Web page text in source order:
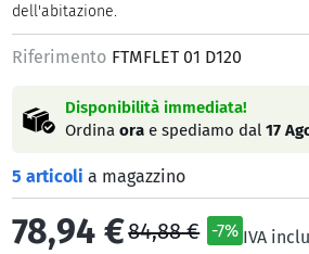
dell'abitazione.
Riferimento FTMFLET 01 D120
Disponibilità immediata!
Ordinaora e spediamo dal17
5 articolia magazzino
78,94 €84,88 € -7% IVA